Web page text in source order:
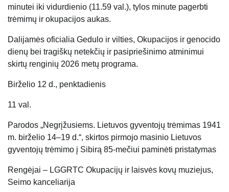
minutei iki vidurdienio (11.59 val.), tylos minute pagerbti
trėmimų ir okupacijos aukas.
Dalijamės oficialia Gedulo ir vilties, Okupacijos ir genocido
dienų bei tragiškų netekčių ir pasipriešinimo atminimui
skirtų renginių 2026 metų programa.
Birželio 12 d., penktadienis
11 val.
Parodos „Negrįžusiems. Lietuvos gyventojų trėmimas 1941
m. birželio 14–19 d.“, skirtos pirmojo masinio Lietuvos
gyventojų trėmimo į Sibirą 85-mečiui paminėti pristatymas
Rengėjai – LGGRTC Okupacijų ir laisvės kovų muziejus,
Seimo kanceliarija